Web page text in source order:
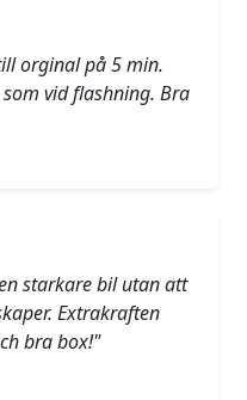
orginal på 5 min.
vid flashning. Bra
starkare bil utan att
Extrakraften
bra box!"